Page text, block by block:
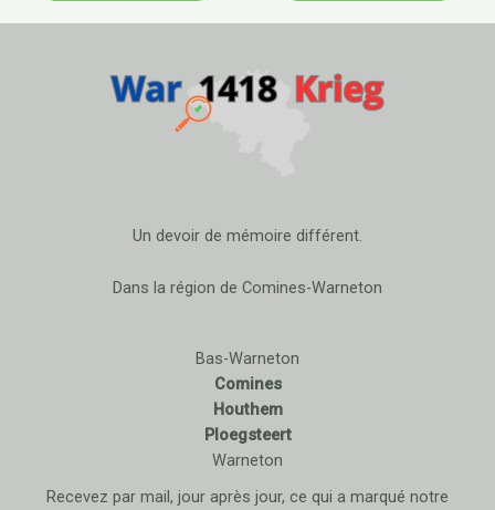
Un devoir de mémoire différent.
Dans la région de Comines-Warneton
Bas-Warneton
Comines
Houthem
Ploegsteert
Warneton
Recevez par mail, jour après jour, ce qui a marqué notre